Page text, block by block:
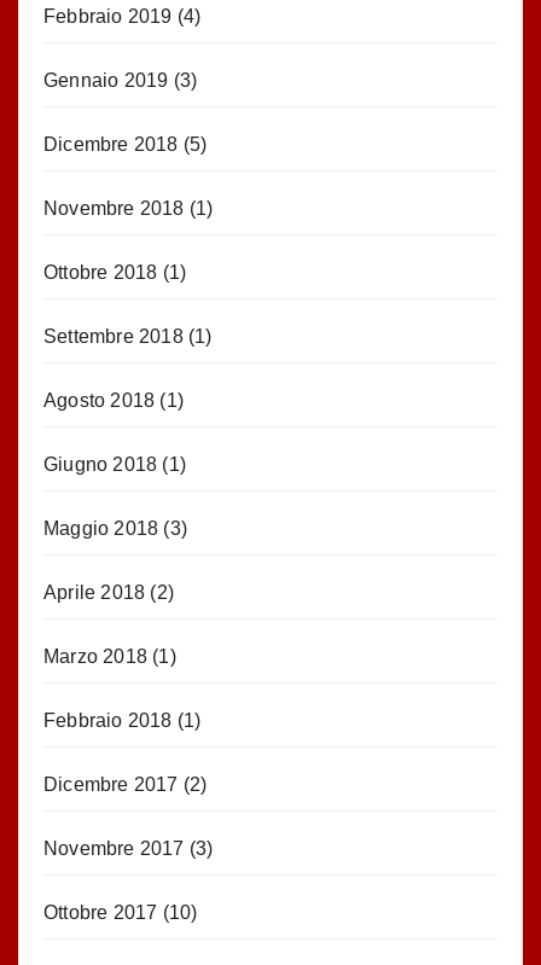
Febbraio 2019 (4)
Gennaio 2019 (3)
Dicembre 2018 (5)
Novembre 2018 (1)
Ottobre 2018 (1)
Settembre 2018(1)
Agosto 2018 (1)
Giugno 2018 (1)
Maggio 2018 (3)
Aprile 2018 (2)
Marzo 2018 (1)
Febbraio 2018 (1)
Dicembre 2017 (2)
Novembre 2017 (3)
Ottobre 2017 (10)